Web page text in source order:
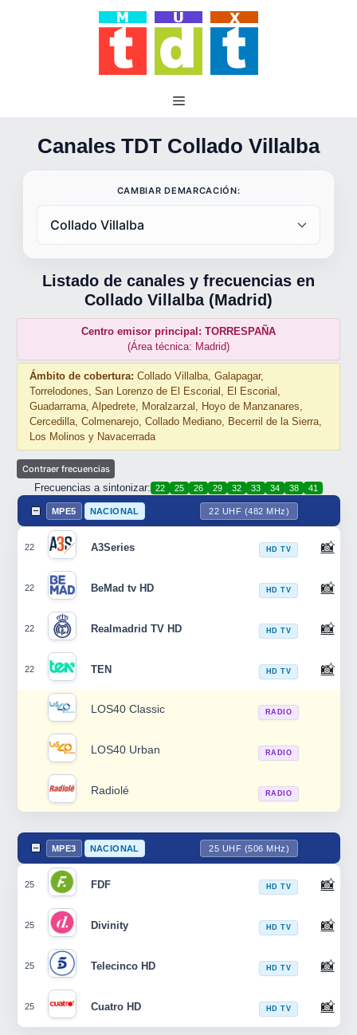
Canales TDT Collado Villalba
CAMBIAR DEMARCACIÓN:
Listado de canales y frecuencias en
Collado Villalba (Madrid)
Centro emisor principal: TORRESPAÑA
(Área técnica: Madrid)
Ámbito de cobertura: Collado Villalba, Galapagar,
Torrelodones, San Lorenzo de El Escorial, El Escorial,
Guadarrama, Alpedrete, Moralzarzal, Hoyo de Manzanares,
Cercedilla, Colmenarejo, Collado Mediano, Becerril de la Sierra,
Los Molinos y Navacerrada
Frecuencias a sintonizar: 22 25 26 29 32 33 34 38 41
MPE5 NACIONAL 22 UHF (482 MHz)
22 A3Series HD TV 📸
22 BeMad tv HD HD TV 📸
22 Realmadrid TV HD HD TV 📸
22 TEN HD TV 📸
LOS40 Classic RADIO
LOS40 Urban RADIO
Radiolé RADIO
MPE3 NACIONAL 25 UHF (506 MHz)
25 FDF HD TV 📸
25 Divinity HD TV 📸
25 Telecinco HD HD TV 📸
25 Cuatro HD HD TV 📸